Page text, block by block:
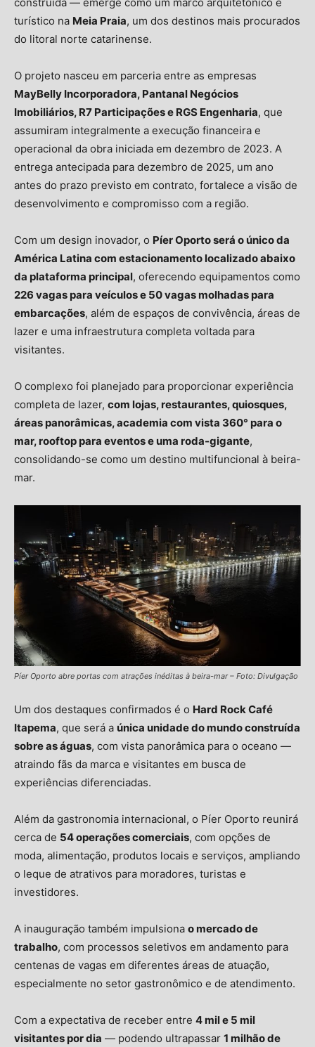
turístico na Meia Praia, um dos destinos mais procurados
do litoral norte catarinense.
O projeto nasceu em parceria entre as empresas
MayBelly Incorporadora, Pantanal Negócios
Imobiliários, R7 Participações e RGS Engenharia, que
assumiram integralmente a execução financeira e
operacional da obra iniciada em dezembro de 2023. A
entrega antecipada para dezembro de 2025, um ano
antes do prazo previsto em contrato, fortalece a visão de
desenvolvimento e compromisso com a região.
Com um design inovador, o Píer Oporto será o único da
América Latina com estacionamento localizado abaixo
da plataforma principal, oferecendo equipamentos como
226 vagas para veículos e 50 vagas molhadas para
embarcações, além de espaços de convivência, áreas de
lazer e uma infraestrutura completa voltada para
visitantes.
O complexo foi planejado para proporcionar experiência
completa de lazer, com lojas, restaurantes, quiosques,
áreas panorâmicas, academia com vista 360° para o
mar, rooftop para eventos e uma roda-gigante,
consolidando-se como um destino multifuncional à beira-
mar.
Píer Oporto abre portas com atrações inéditas à beira-mar – Foto: Divulgação
Um dos destaques confirmados é o Hard Rock Café
Itapema, que será a única unidade do mundo construída
sobre as águas, com vista panorâmica para o oceano —
atraindo fãs da marca e visitantes em busca de
experiências diferenciadas.
Além da gastronomia internacional, o Píer Oporto reunirá
cerca de 54 operações comerciais, com opções de
moda, alimentação, produtos locais e serviços, ampliando
o leque de atrativos para moradores, turistas e
investidores.
A inauguração também impulsiona o mercado de
trabalho, com processos seletivos em andamento para
centenas de vagas em diferentes áreas de atuação,
especialmente no setor gastronômico e de atendimento.
Com a expectativa de receber entre 4 mil e 5 mil
visitantes por dia — podendo ultrapassar 1 milhão de